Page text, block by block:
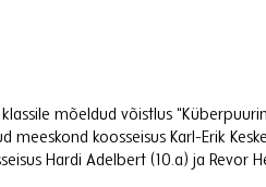
mõeldud võistlus
meeskond koosseisus Karl-Erik
Hardi Adelbert (10.a) ja Revor